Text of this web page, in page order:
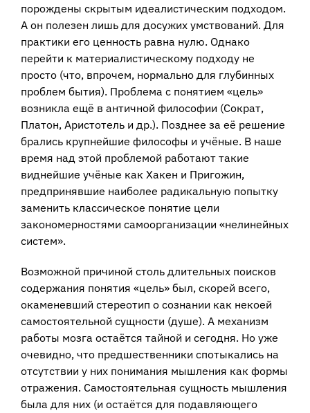
порождены скрытым идеалистическим подходом.
А он полезен лишь для досужих умствований. Для
практики его ценность равна нулю. Однако
перейти к материалистическому подходу не
просто (что, впрочем, нормально для глубинных
проблем бытия). Проблема с понятием «цель»
возникла ещё в античной философии (Сократ,
Платон, Аристотель и др.). Позднее за её решение
брались крупнейшие философы и учёные. В наше
время над этой проблемой работают такие
виднейшие учёные как Хакен и Пригожин,
предпринявшие наиболее радикальную попытку
заменить классическое понятие цели
закономерностями самоорганизации «нелинейных
систем».
Возможной причиной столь длительных поисков
содержания понятия «цель» был, скорей всего,
окаменевший стереотип о сознании как некоей
самостоятельной сущности (душе). А механизм
работы мозга остаётся тайной и сегодня. Но уже
очевидно, что предшественники спотыкались на
отсутствии у них понимания мышления как формы
отражения. Самостоятельная сущность мышления
была для них (и остаётся для подавляющего